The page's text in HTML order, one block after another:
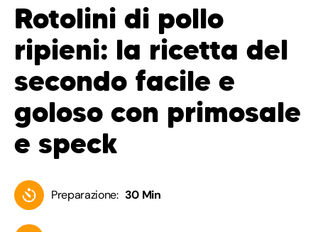
Rotolini di pollo
ripieni: la ricetta del
secondo facile e
goloso con primosale
e speck
Preparazione: 30 Min